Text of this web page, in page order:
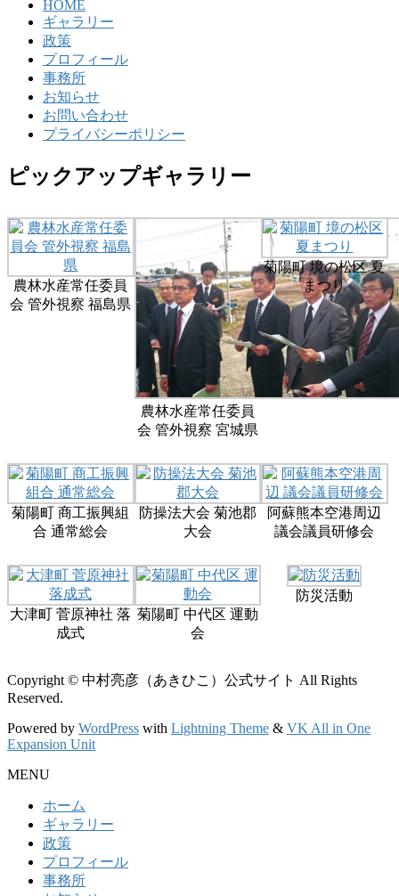
HOME
ギャラリー
政策
プロフィール
事務所
お知らせ
お問い合わせ
プライバシーポリシー
ピックアップギャラリー
農林水産常任委員
会 管外視察 福島県
農林水産常任委員
会 管外視察 宮城県
菊陽町 境の松区 夏
まつり
菊陽町 商工振興組
合 通常総会
防操法大会 菊池郡
大会
阿蘇熊本空港周辺
議会議員研修会
大津町 菅原神社 落
成式
菊陽町 中代区 運動
会
防災活動
Copyright © 中村亮彦（あきひこ）公式サイト All Rights
Reserved.
Powered by WordPress with Lightning Theme & VK All in One
Expansion Unit
MENU
ホーム
ギャラリー
政策
プロフィール
事務所